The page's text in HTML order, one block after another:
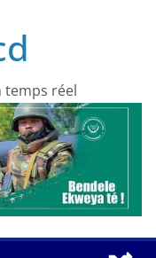
temps réel